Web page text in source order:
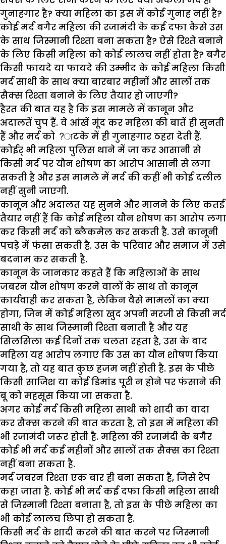
गुनाहगार है? क्या महिला का इस में कोई गुनाह नहीं है?
कोई मर्द बगैर महिला की रजामंदी के कई दफा कैसे उस
के साथ जिस्मानी रिश्ता बना सकता है? ऐसे रिश्ते बनाने
के लिए किसी महिला को कोई लालच नहीं होता है? बगैर
किसी फायदे या फायदे की उम्मीद के कोई महिला किसी
मर्द साथी के साथ क्या बारबार महीनों और सालों तक
सैक्स रिश्ता बनाने के लिए तैयार हो जाएगी?
हैरत की बात यह है कि इस मामले में कानून और
अदालतें चुप हैं. वे आंखें मूंद कर महिला की बातें ही सुनती
हैं और मर्द को ?ाटके में ही गुनाहगार ठहरा देती हैं.
कोईर् भी महिला पुलिस थाने में जा कर आसानी से
किसी मर्द पर यौन शोषण का आरोप आसानी से लगा
सकती है और इस मामले में मर्द की कहीं भी कोई दलील
नहीं सुनी जाएगी.
कानून और अदालत यह सुनने और मानने के लिए कतई
तैयार नहीं हैं कि कोई महिला यौन शोेषण का आरोप लगा
कर किसी मर्द को ब्लैकमेल कर सकती है. उसे कानूनी
पचड़े में फंसा सकती है. उस के परिवार और समाज में उसे
बदनाम कर सकती है.
कानून के जानकार कहते हैं कि महिलाओं के साथ
जबरन यौन शोषण करने वालों के साथ तो कानून
कार्यवाही कर सकता है, लेकिन वैसे मामलों का क्या
होगा, जिन में कोई महिला खुद अपनी मरजी से किसी मर्द
साथी के साथ जिस्मानी रिश्ता बनाती है और यह
सिलसिला कई दिनों तक चलता रहता है, उस के बाद
महिला यह आरोप लगाए कि उस का यौन शोषण किया
गया है, तो यह बात कुछ हजम नहीं होती है. इस के पीछे
किसी साजिश या कोई डिमांड पूरी न होने पर फंसाने की
बू को महसूस किया जा सकता है.
अगर कोई मर्द किसी महिला साथी को शादी का वादा
कर सैक्स करने की बात करता है, तो इस में महिला की
भी रजामंदी जरूर होती है. महिला की रजामंदी के बगैर
कोई भी मर्द कई महीनों और सालों तक सैक्स का रिश्ता
नहीं बना सकता है.
मर्द जबरन रिश्ता एक बार ही बना सकता है, जिसे रेप
कहा जाता है. कोई भी मर्द कई दफा किसी महिला साथी
से जिस्मानी रिश्ता बनाता है, तो इस के पीछे महिला का
भी कोई लालच छिपा हो सकता है.
किसी मर्द के शादी करने की बात करने पर जिस्मानी